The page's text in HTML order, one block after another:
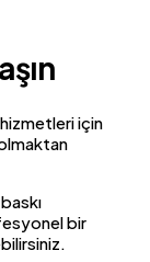
için
bir